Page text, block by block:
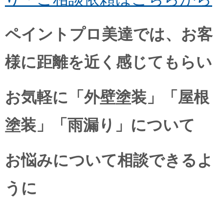
ペイントプロ美達では、お客
様に距離を近く感じてもらい
お気軽に「外壁塗装」「屋根
塗装」「雨漏り」について
お悩みについて相談できるよ
うに